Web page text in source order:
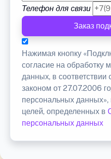
Телефон для связи
Заказ
Нажимая кнопку
согласие на обработку
данных, в
законом от 27.07.2006
персональных данных»,
целей, определенных в
персональных данных